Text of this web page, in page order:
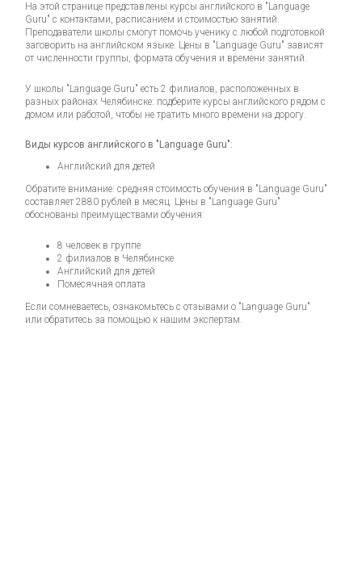
На этой странице представлены курсы английского в "Language
Guru" с контактами, расписанием и стоимостью занятий.
Преподаватели школы смогут помочь ученику с любой подготовкой
заговорить на английском языке. Цены в "Language Guru" зависят
от численности группы, формата обучения и времени занятий.
У школы "Language Guru" есть 2 филиалов, расположенных в
разных районах Челябинске: подберите курсы английского рядом с
домом или работой, чтобы не тратить много времени на дорогу.
Виды курсов английского в "Language Guru":
Английский для детей
Обратите внимание: средняя стоимость обучения в "Language Guru"
составляет 2880 рублей в месяц. Цены в "Language Guru"
обоснованы преимуществами обучения:
8 человек в группе
2 филиалов в Челябинске
Английский для детей
Помесячная оплата
Если сомневаетесь, ознакомьтесь с отзывами о "Language Guru"
или обратитесь за помощью к нашим экспертам.